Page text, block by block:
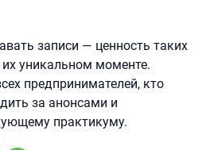
записи — ценность таких
уникальном моменте.
предпринимателей, кто
за анонсами и
практикуму.